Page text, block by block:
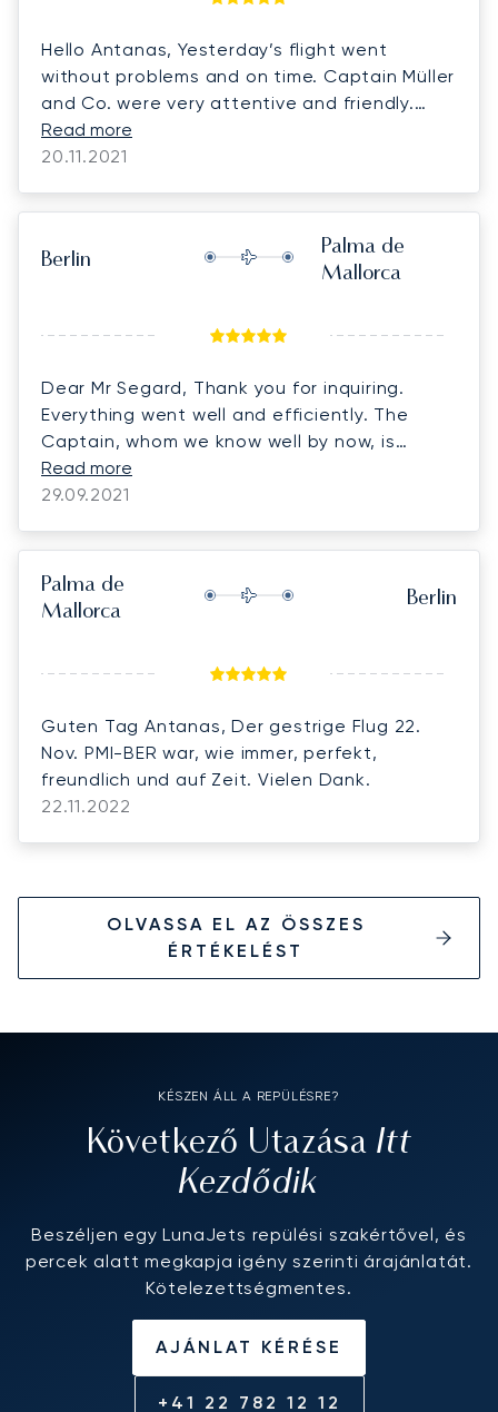
Hello Antanas, Yesterday’s flight went
without problems and on time. Captain Müller
and Co. were very attentive and friendly.
Thank you!
Read more
20.11.2021
Berlin
Palma de
Mallorca
Dear Mr Segard, Thank you for inquiring.
Everything went well and efficiently. The
Captain, whom we know well by now, is
exceptionally cooperative, friendly and
efficient. Our Broker Antanas handles our
appreciate very much. Five stars for
Read more
29.09.2021
Palma de
Mallorca
Berlin
Guten Tag Antanas, Der gestrige Flug 22.
Nov. PMI-BER war, wie immer, perfekt,
freundlich und auf Zeit. Vielen Dank.
22.11.2022
OLVASSA EL AZ ÖSSZES
ÉRTÉKELÉST
KÉSZEN ÁLL A REPÜLÉSRE?
Következő Utazása Itt
Kezdődik
Beszéljen egy LunaJets repülési szakértővel, és
percek alatt megkapja igény szerinti árajánlatát.
Kötelezettségmentes.
AJÁNLAT KÉRÉSE
+41 22 782 12 12